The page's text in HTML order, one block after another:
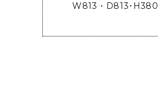
W813・D813･H380